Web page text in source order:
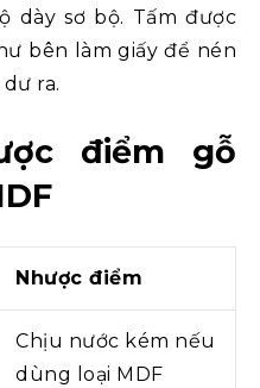
dày sơ bộ. Tấm được
bên làm giấy để nén
ra.
điểm gỗ
Nhược điểm
Chịu nước kém nếu
dùng loại MDF